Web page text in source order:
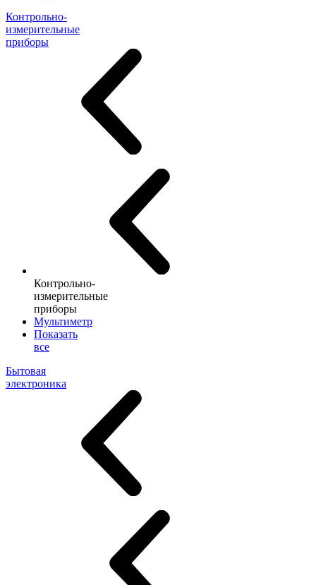
Контрольно-
измерительные
приборы
Контрольно-
измерительные
приборы
Мультиметр
Показать
все
Бытовая
электроника